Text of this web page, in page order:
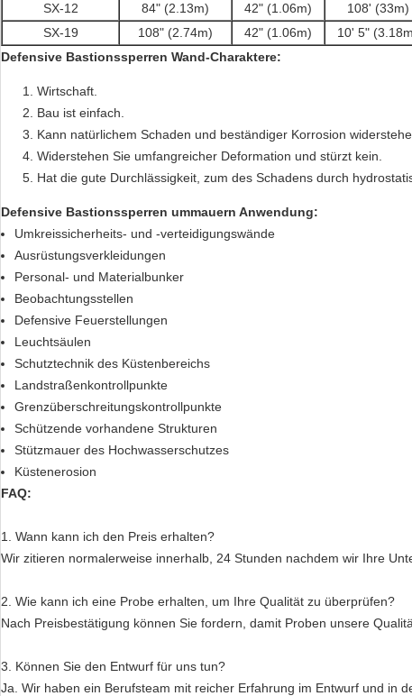
SX-12
84" (2.13m) 42" (1.06m) 108' (33m)
SX-19
108" (2.74m) 42" (1.06m) 10' 5"
Defensive Bastionssperren Wand-Charaktere:
Wirtschaft.
Bau ist einfach.
Kann natürlichem Schaden und beständiger Korrosion
Widerstehen Sie umfangreicher Deformation und stürzt kein.
Hat die gute Durchlässigkeit, zum des Schadens durch
Defensive Bastionssperren ummauern Anwendung:
Umkreissicherheits- und -verteidigungswände
Ausrüstungsverkleidungen
Personal- und Materialbunker
Beobachtungsstellen
Defensive Feuerstellungen
Leuchtsäulen
Schutztechnik des Küstenbereichs
Landstraßenkontrollpunkte
Grenzüberschreitungskontrollpunkte
Schützende vorhandene Strukturen
Stützmauer des Hochwasserschutzes
Küstenerosion
FAQ:
1. Wann kann ich den Preis erhalten?
Wir zitieren normalerweise innerhalb, 24 Stunden nachdem wir Ihre
2. Wie kann ich eine Probe erhalten, um Ihre Qualität zu überprüfen?
Nach Preisbestätigung können Sie fordern, damit Proben unsere
3. Können Sie den Entwurf für uns tun?
Ja. Wir haben ein Berufsteam mit reicher Erfahrung im Entwurf und in